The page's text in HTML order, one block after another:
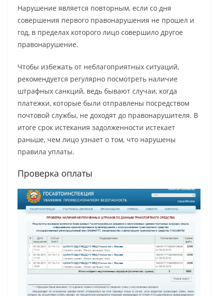
Нарушение является повторным, если со дня
совершения первого правонарушения не прошел и
год, в пределах которого лицо совершило другое
правонарушение.
Чтобы избежать от неблагоприятных ситуаций,
рекомендуется регулярно посмотреть наличие
штрафных санкций, ведь бывают случаи, когда
платежки, которые были отправлены посредством
почтовой службы, не доходят до правонарушителя. В
итоге срок истекания задолженности истекает
раньше, чем лицо узнает о том, что нарушены
правила уплаты.
Проверка оплаты